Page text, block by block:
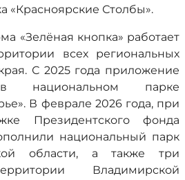
«Красноярские Столбы».
«Зелёная кнопка» работает
всех региональных
С 2025 года приложение
национальном парке
В феврале 2026 года, при
Президентского фонда
национальный парк
области, а также три
Владимирской